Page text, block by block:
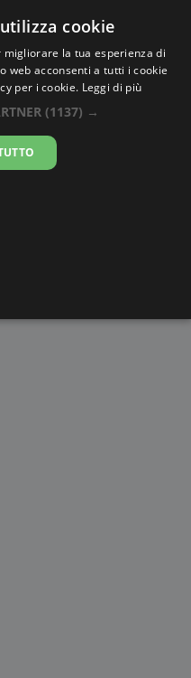
.co
Fliquet
cookie
la tua esperienza di
web acconsenti a tutti i cookie
per i cookie. Leggi di più
(1137) →